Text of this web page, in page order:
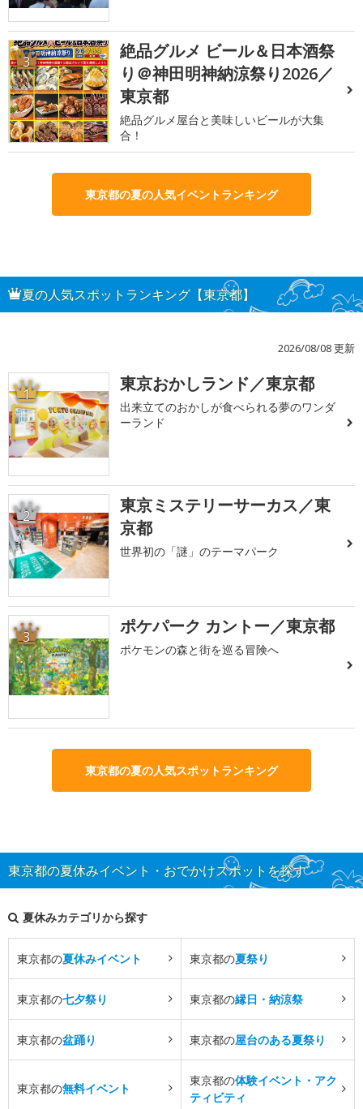
3
絶品グルメ ビール＆日本酒祭
り＠神田明神納涼祭り2026／
東京都
絶品グルメ屋台と美味しいビールが大集
合！
東京都の夏の人気イベントランキング
夏の人気スポットランキング【東京都】
2026/08/08 更新
1 東京おかしランド／東京都
出来立てのおかしが食べられる夢のワンダ
ーランド
2
東京ミステリーサーカス／東
京都
世界初の「謎」のテーマパーク
3 ポケパーク カントー／東京都
ポケモンの森と街を巡る冒険へ
東京都の夏の人気スポットランキング
東京都の夏休みイベント・おでかけスポットを探す
夏休みカテゴリから探す
東京都の夏休みイベント 東京都の夏祭り
東京都の七夕祭り 東京都の縁日・納涼祭
東京都の盆踊り 東京都の屋台のある夏祭り
東京都の無料イベント
東京都の体験イベント・アク
ティビティ